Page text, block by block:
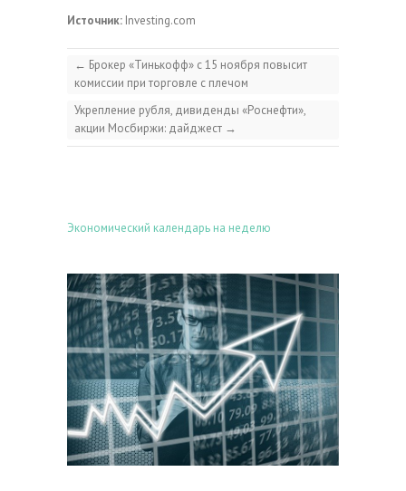
Источник: Investing.com
← Брокер «Тинькофф» с 15 ноября повысит
комиссии при торговле с плечом
Укрепление рубля, дивиденды «Роснефти»,
акции Мосбиржи: дайджест →
Экономический календарь на неделю